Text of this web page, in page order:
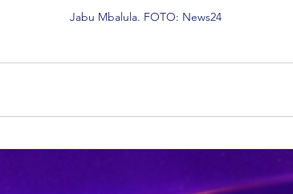
Jabu Mbalula. FOTO: News24